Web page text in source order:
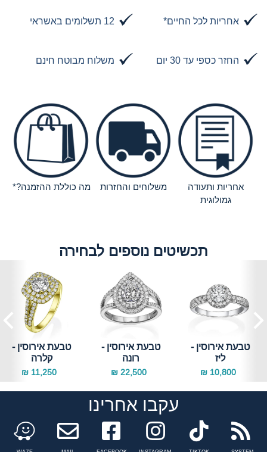
אחריות לכל החיים* 12 תשלומים באשראי
החזר כספי עד 30 יום משלוח מבוטח חינם
אחריות ותעודה
גמולוגית
משלוחים והחזרות מה כוללת ההזמנה?*
תכשיטים נוספים לבחירה
טבעת אירוסין -
קלרה
11,250 ₪
טבעת אירוסין -
רונה
22,500 ₪
טבעת אירוסין -
ליז
10,800 ₪
עקבו אחרינו
Facebookinstagram
tiktok